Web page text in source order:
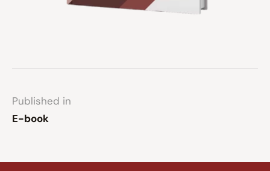
Published in
E-book